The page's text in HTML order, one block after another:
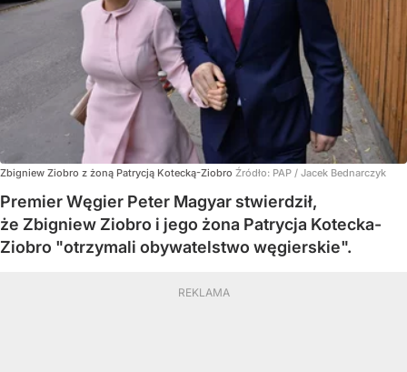
Zbigniew Ziobro z żoną Patrycją Kotecką-Ziobro Źródło: PAP / Jacek Bednarczyk
Premier Węgier Peter Magyar stwierdził,
że Zbigniew Ziobro i jego żona Patrycja Kotecka-
Ziobro "otrzymali obywatelstwo węgierskie".